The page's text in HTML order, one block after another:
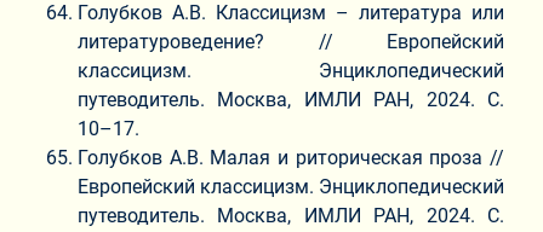
Голубков А.В. Классицизм – литература или
литературоведение? // Европейский
классицизм. Энциклопедический
путеводитель. Москва, ИМЛИ РАН, 2024. С.
10–17.
Голубков А.В. Малая и риторическая проза //
Европейский классицизм. Энциклопедический
путеводитель. Москва, ИМЛИ РАН, 2024. С.